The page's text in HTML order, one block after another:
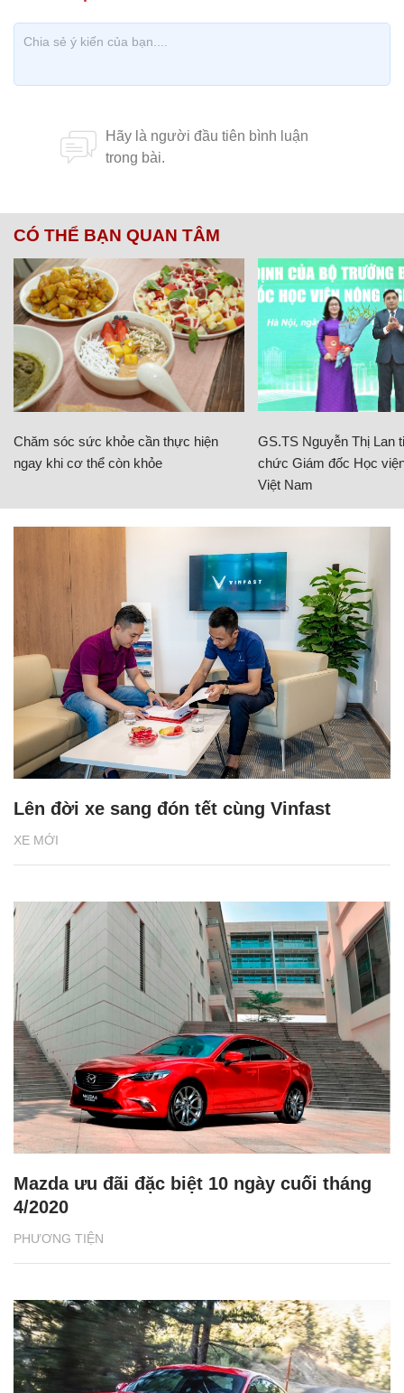
CÓ THỂ BẠN QUAN TÂM
Chăm sóc sức khỏe cần thực hiện
ngay khi cơ thể còn khỏe
GS.TS Nguyễn Thị Lan
chức Giám đốc Học
Việt Nam
XE MỚI
Lên đời xe sang đón tết cùng Vinfast
PHƯƠNG TIỆN
Mazda ưu đãi đặc biệt 10 ngày cuối tháng
4/2020